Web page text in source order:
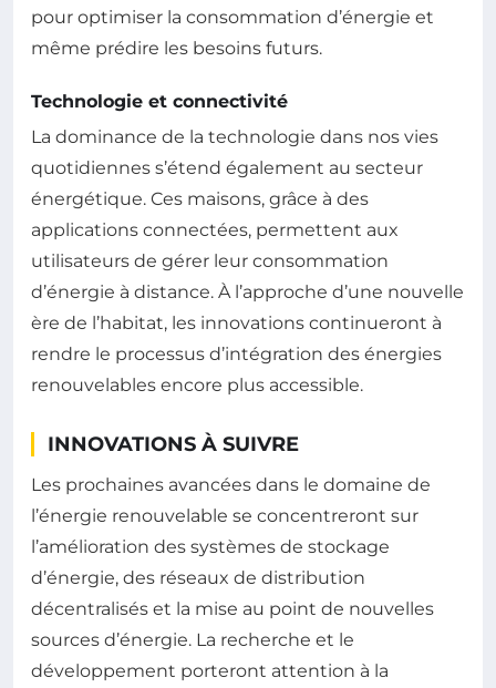
pour optimiser la consommation d’énergie et
même prédire les besoins futurs.
Technologie et connectivité
La dominance de la technologie dans nos vies
quotidiennes s’étend également au secteur
énergétique. Ces maisons, grâce à des
applications connectées, permettent aux
utilisateurs de gérer leur consommation
d’énergie à distance. À l’approche d’une nouvelle
ère de l’habitat, les innovations continueront à
rendre le processus d’intégration des énergies
renouvelables encore plus accessible.
INNOVATIONS À SUIVRE
Les prochaines avancées dans le domaine de
l’énergie renouvelable se concentreront sur
l’amélioration des systèmes de stockage
d’énergie, des réseaux de distribution
décentralisés et la mise au point de nouvelles
sources d’énergie. La recherche et le
développement porteront attention à la